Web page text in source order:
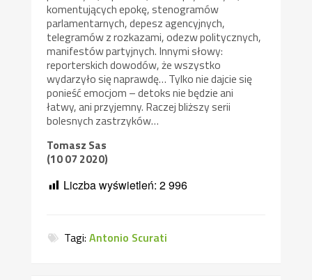
komentujących epokę, stenogramów
parlamentarnych, depesz agencyjnych,
telegramów z rozkazami, odezw politycznych,
manifestów partyjnych. Innymi słowy:
reporterskich dowodów, że wszystko
wydarzyło się naprawdę… Tylko nie dajcie się
ponieść emocjom – detoks nie będzie ani
łatwy, ani przyjemny. Raczej bliższy serii
bolesnych zastrzyków…
Tomasz Sas
(10 07 2020)
Liczba wyświetleń: 2 996
Tagi:Antonio Scurati